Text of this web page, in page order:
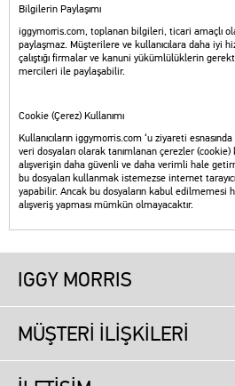
Bilgilerin Paylaşımı
iggymorris.com, toplanan bilgileri, ticari amaçlı
paylaşmaz. Müşterilere ve kullanıcılara daha iyi
çalıştığı firmalar ve kanuni yükümlülüklerin
mercileri ile paylaşabilir.
Cookie (Çerez) Kullanımı
Kullanıcıların iggymorris.com ‘u ziyareti
veri dosyaları olarak tanımlanan çerezler (cookie)
alışverişin daha güvenli ve daha verimli hale
bu dosyaları kullanmak istemezse internet
yapabilir. Ancak bu dosyaların kabul edilmemesi
alışveriş yapması mümkün olmayacaktır.
IGGY MORRIS
MÜŞTERİ İLİŞKİLERİ